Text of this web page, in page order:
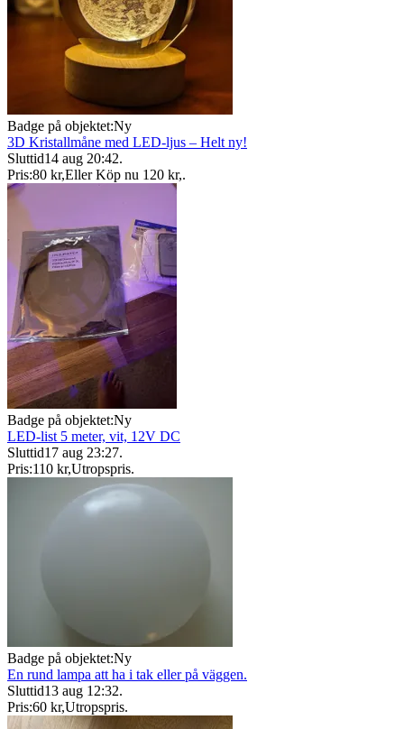
Badge på objektet:Ny
3D Kristallmåne med LED-ljus – Helt ny!
Sluttid14 aug 20:42.
Pris:80 kr,Eller Köp nu 120 kr,.
Badge på objektet:Ny
LED-list 5 meter, vit, 12V DC
Sluttid17 aug 23:27.
Pris:110 kr,Utropspris.
Badge på objektet:Ny
En rund lampa att ha i tak eller på väggen.
Sluttid13 aug 12:32.
Pris:60 kr,Utropspris.